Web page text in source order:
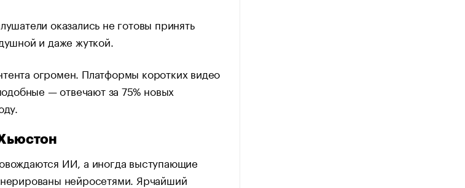
оказались не готовы принять
и даже жуткой.
огромен. Платформы коротких видео
— отвечают за 75% новых
ИИ, а иногда выступающие
нейросетями. Ярчайший